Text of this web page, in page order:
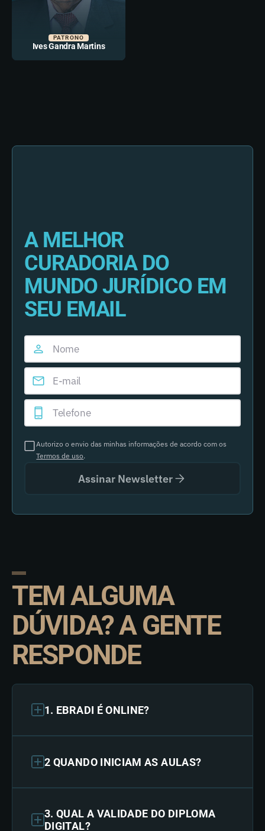
PATRONO
Ives Gandra Martins
A MELHOR
CURADORIA DO
MUNDO JURÍDICO EM
SEU EMAIL
Autorizo o envio das minhas informações de acordo com os
Termos de uso.
Assinar Newsletter
TEM ALGUMA
DÚVIDA? A GENTE
RESPONDE
1. EBRADI É ONLINE?
2 QUANDO INICIAM AS AULAS?
3. QUAL A VALIDADE DO DIPLOMA
DIGITAL?